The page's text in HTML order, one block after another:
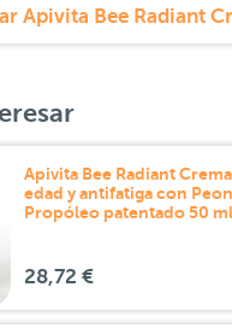
Apivita Bee Radiant
edad y antifatiga con
Propóleo patentado 50 ml
28,72 €